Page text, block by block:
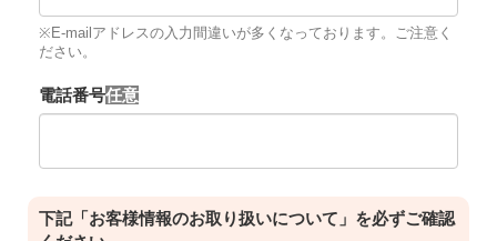
※E-mailアドレスの入力間違いが多くなっております。ご注意く
ださい。
電話番号
下記「お客様情報のお取り扱いについて」を必ずご確認